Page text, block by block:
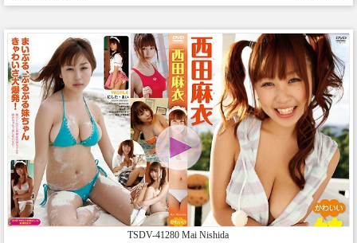
TSDV-41280 Mai Nishida